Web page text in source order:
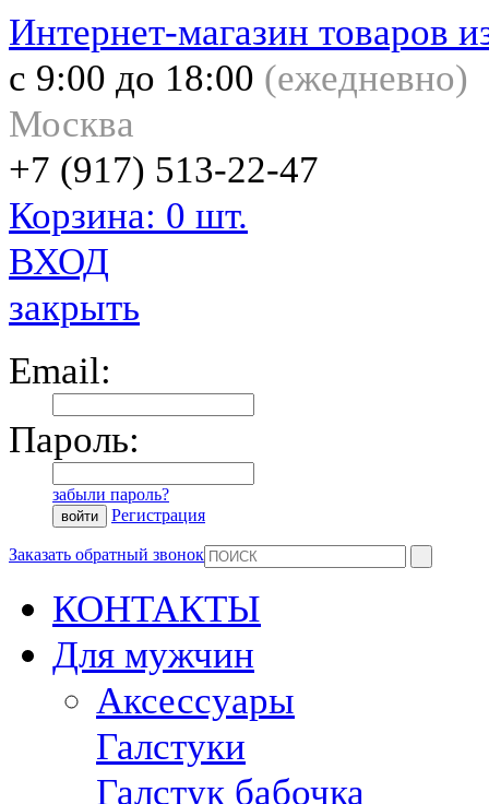
Интернет-магазин товаров
с 9:00 до 18:00 (ежедневно)
Москва
+7 (917) 513-22-47
Корзина: 0 шт.
ВХОД
закрыть
Email:
Пароль:
забыли пароль?
Регистрация
Заказать обратный звонок
КОНТАКТЫ
Для мужчин
Аксессуары
Галстуки
Галстук бабочка